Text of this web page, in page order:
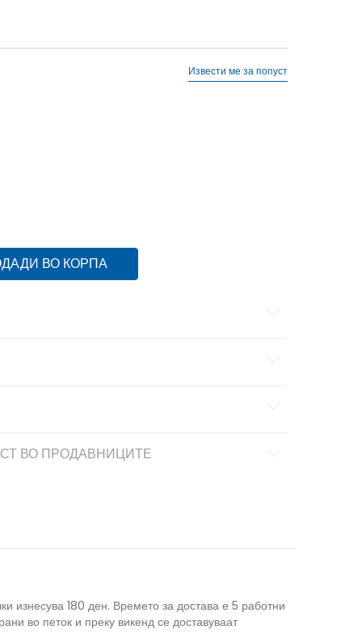
Извести ме за попуст
ВО КОРПА
ВО ПРОДАВНИЦИТЕ
изнесува 180 ден. Времето за достава е 5 работни
во петок и преку викенд се доставуваат